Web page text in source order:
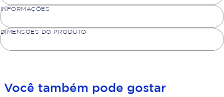
INFORMAÇÕES
DIMENSÕES DO PRODUTO
Você também pode gostar